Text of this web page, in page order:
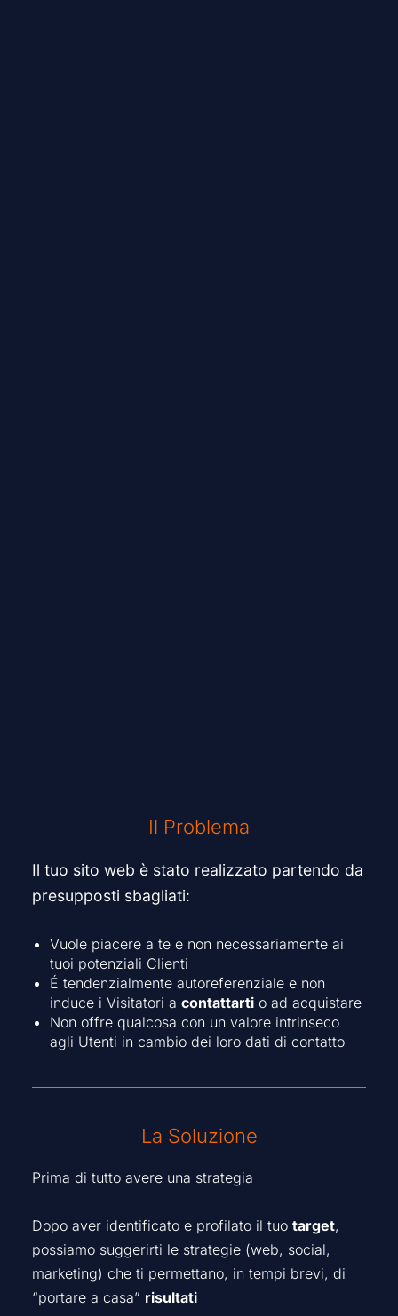
Il Problema
Il tuo sito web è stato realizzato partendo da
presupposti sbagliati:
Vuole piacere a te e non necessariamente ai
tuoi potenziali Clienti
É tendenzialmente autoreferenziale e non
induce i Visitatori a contattartio ad acquistare
Non offre qualcosa con un valore intrinseco
agli Utenti in cambio dei loro dati di contatto
La Soluzione
Prima di tutto avere una strategia
Dopo aver identificato e profilato il tuo target,
possiamo suggerirti le strategie (web, social,
marketing) che ti permettano, in tempi brevi, di
“portare a casa” risultati